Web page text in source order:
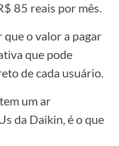
85 reais por mês.
o valor a pagar
que pode
de cada usuário.
um ar
da Daikin, é o que